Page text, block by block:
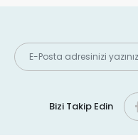
Bizi Takip Edin